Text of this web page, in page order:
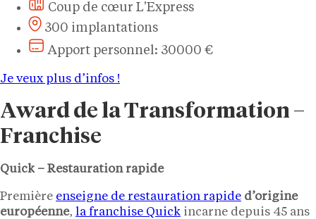
Coup de cœur L'Express
300 implantations
Apport personnel: 30000 €
Je veux plus d’infos !
Award de la Transformation –
Franchise
Quick – Restauration rapide
Première enseigne de restauration rapide d’origine
européenne, la franchise Quick incarne depuis 45 ans